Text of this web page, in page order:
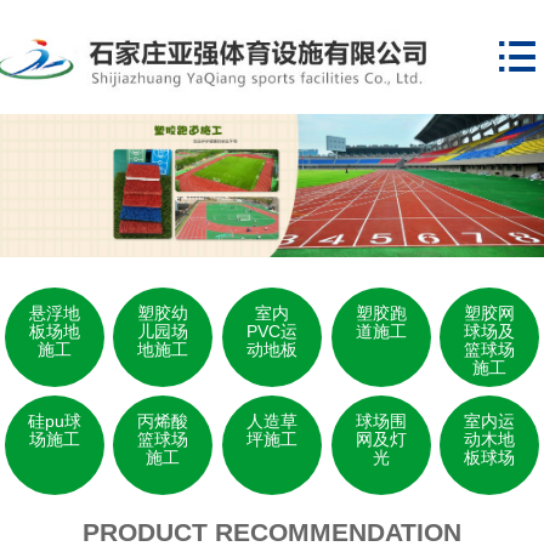

悬浮地
板场地
施工
塑胶幼
儿园场
地施工
室内
PVC运
动地板
塑胶跑
道施工
塑胶网
球场及
篮球场
施工
硅pu球
场施工
丙烯酸
篮球场
施工
人造草
坪施工
球场围
网及灯
光
室内运
动木地
板球场
PRODUCT RECOMMENDATION